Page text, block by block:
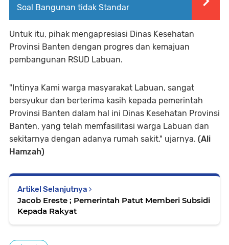
Soal Bangunan tidak Standar
Untuk itu, pihak mengapresiasi Dinas Kesehatan
Provinsi Banten dengan progres dan kemajuan
pembangunan RSUD Labuan.
"Intinya Kami warga masyarakat Labuan, sangat
bersyukur dan berterima kasih kepada pemerintah
Provinsi Banten dalam hal ini Dinas Kesehatan Provinsi
Banten, yang telah memfasilitasi warga Labuan dan
sekitarnya dengan adanya rumah sakit," ujarnya. (Ali
Hamzah)
Artikel Selanjutnya
Jacob Ereste ; Pemerintah Patut Memberi Subsidi
Kepada Rakyat